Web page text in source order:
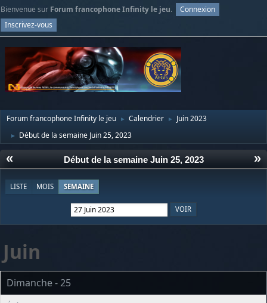
Bienvenue sur Forum francophone Infinity le jeu.
Connexion
Inscrivez-vous
Forum francophone Infinity le jeu ► Calendrier ► Juin 2023
► Début de la semaine Juin 25, 2023
« »
Début de la semaine Juin 25, 2023
LISTE MOIS SEMAINE
Juin
Dimanche - 25